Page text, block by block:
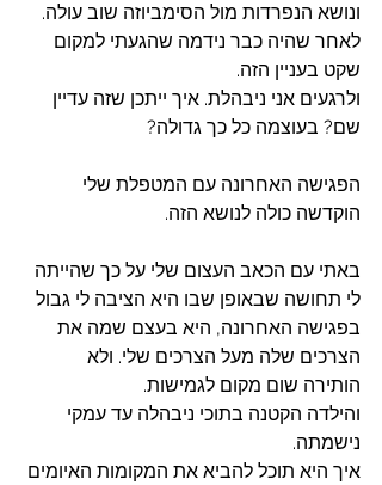
ונושא הנפרדות מול הסימביוזה שוב עולה.
לאחר שהיה כבר נידמה שהגעתי למקום
שקט בעניין הזה.
ולרגעים אני ניבהלת. איך ייתכן שזה עדיין
שם? בעוצמה כל כך גדולה?
הפגישה האחרונה עם המטפלת שלי
הוקדשה כולה לנושא הזה.
באתי עם הכאב העצום שלי על כך שהייתה
לי תחושה שבאופן שבו היא הציבה לי גבול
בפגישה האחרונה, היא בעצם שמה את
הצרכים שלה מעל הצרכים שלי. ולא
הותירה שום מקום לגמישות.
והילדה הקטנה בתוכי ניבהלה עד עמקי
נישמתה.
איך היא תוכל להביא את המקומות האיומים